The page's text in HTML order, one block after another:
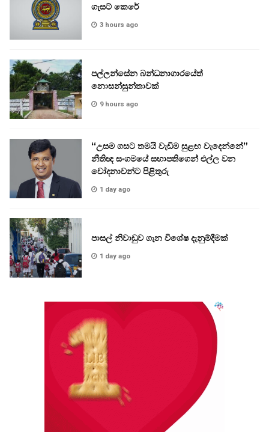
ගැසට් කෙරේ
3 hours ago
පල්ලන්සේන බන්ධනාගාරයේත්
නොසන්සුන්තාවක්
9 hours ago
“උසම ගසට තමයි වැඩිම සුළඟ වැදෙන්නේ”
නීතිඥ සංගමයේ සභාපතිගෙන් එල්ල වන
චෝදනාවන්ට පිළිතුරු
1 day ago
පාසල් නිවාඩුව ගැන විශේෂ දැනුම්දීමක්
1 day ago